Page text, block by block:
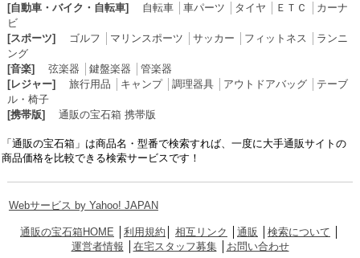
[自動車・バイク・自転車]
自転車│ 車パーツ タイヤ ＥＴＣ
カーナ
ビ
[スポーツ]
ゴルフ マリンスポーツ サッカー フィットネス
ランニ
ング
[音楽]
弦楽器 鍵盤楽器
管楽器
[レジャー]
旅行用品 キャンプ│ 調理器具│ アウトドアバッグ│ テーブ
ル・椅子
[携帯版]
通販の宝石箱 携帯版
「通販の宝石箱」は商品名・型番で検索すれば、一度に大手通販サイトの
商品価格を比較できる検索サービスです！
Webサービス by Yahoo! JAPAN
通販の宝石箱HOME 利用規約 相互リンク 通販 検索について
運営者情報
在宅スタッフ募集│ お問い合わせ